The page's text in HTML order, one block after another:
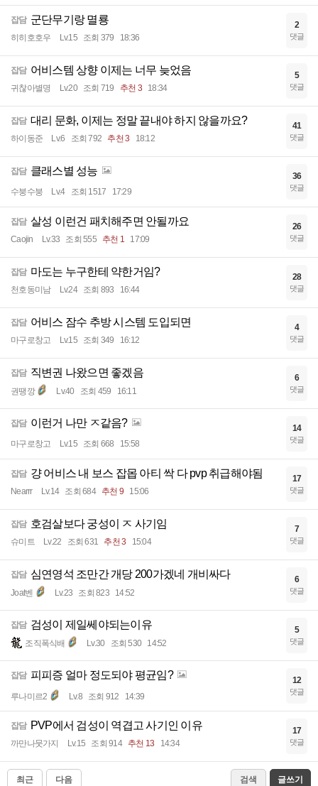
잡담 군단무기랑 멸룡
히히호호우 Lv.15 조회 379 18:36
2
댓글
잡담 어비스템 상향 이제는 너무 늦었음
귀찮아별명 Lv.20 조회 719 추천 3 18:34
5
댓글
잡담 대리 문화, 이제는 정말 끝내야 하지 않을까요?
하이동준 Lv.6 조회 792 추천 3 18:12
41
댓글
잡담 클래스별 성능
수붕수붕 Lv.4 조회 1517 17:29
36
댓글
잡담 살성 이런건 패치해주면 안될까요
Caojin Lv.33 조회 555 추천 1 17:09
26
댓글
잡담 마도는 누구한테 약한거임?
천호동미남 Lv.24 조회 893 16:44
28
댓글
잡담 어비스 잠수 추방 시스템 도입되면
마구로창고 Lv.15 조회 349 16:12
4
댓글
잡담 직변권 나왔으면 좋겠음
권땡깡 Lv.40 조회 459 16:11
6
댓글
잡담 이런거 나만 ㅈ같음?
마구로창고 Lv.15 조회 668 15:58
14
댓글
잡담 걍 어비스 내 보스 잡몹 아티 싹 다 pvp 취급해야됨
Nearrr Lv.14 조회 684 추천 9 15:06
17
댓글
잡담 호검살보다 궁성이 ㅈ 사기임
슈미트 Lv.22 조회 631 추천 3 15:04
7
댓글
잡담 심연영석 조만간 개당 200가겠네 개비싸다
Joat벤 Lv.23 조회 823 14:52
6
댓글
잡담 검성이 제일쎄야되는이유
조직폭식배 Lv.30 조회 530 14:52
5
댓글
잡담 피피증 얼마 정도되야 평균임?
루나미르2 Lv.8 조회 912 14:39
12
댓글
잡담 PVP에서 검성이 역겹고 사기인 이유
까만나뭇가지 Lv.15 조회 914 추천 13 14:34
17
댓글
최근 다음 검색 글쓰기